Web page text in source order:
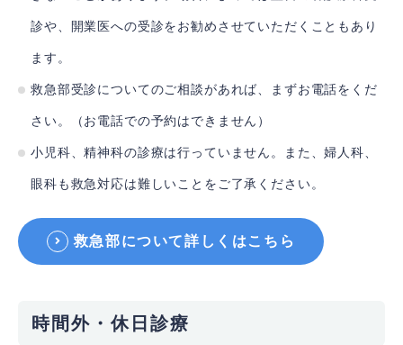
診や、開業医への受診をお勧めさせていただくこともあり
ます。
救急部受診についてのご相談があれば、まずお電話をくだ
さい。（お電話での予約はできません）
小児科、精神科の診療は行っていません。また、婦人科、
眼科も救急対応は難しいことをご了承ください。
救急部について詳しくはこちら
時間外・休日診療